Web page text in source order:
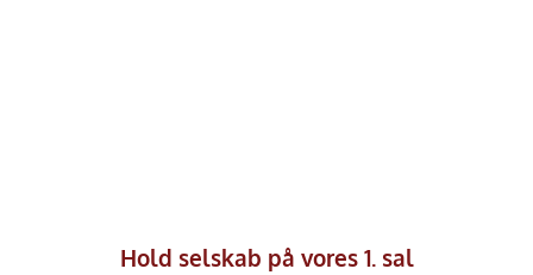
Hold selskab på vores 1. sal